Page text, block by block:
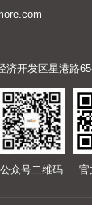
据，收集上万
，他推行"导师制"
法又通工艺的复
敏产业数据供教
这种开放合作模
来展望：让AI成
我们的目标也不
下一步将重点优
济开发区星港路
公众号二维码 官